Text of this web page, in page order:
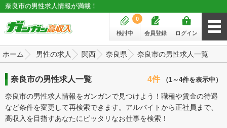
奈良市の男性求人情報が満載！
ログイン
会員登録
検討中
0
ホーム 男性の求人 関西 奈良県 奈良市の男性求人一覧
奈良市の男性求人一覧 4件 （1～4件を表示中）
奈良市の男性求人情報をガンガンで見つけよう！職種や賃金の待遇
など条件を変更して再検索できます。アルバイトから正社員まで、
高収入を目指すあなたにピッタリなお仕事を検索！